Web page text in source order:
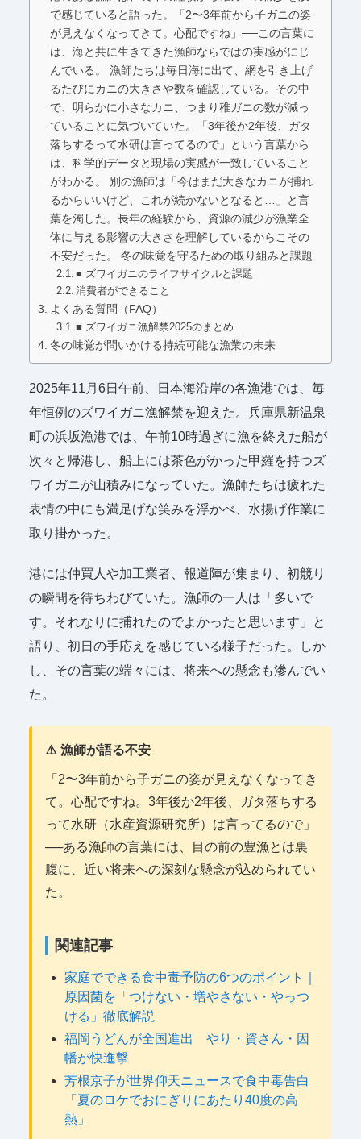
で感じていると語った。「2〜3年前から子ガニの姿
が見えなくなってきて。心配ですね」──この言葉に
は、海と共に生きてきた漁師ならではの実感がにじ
んでいる。 漁師たちは毎日海に出て、網を引き上げ
るたびにカニの大きさや数を確認している。その中
で、明らかに小さなカニ、つまり稚ガニの数が減っ
ていることに気づいていた。「3年後か2年後、ガタ
落ちするって水研は言ってるので」という言葉から
は、科学的データと現場の実感が一致していること
がわかる。 別の漁師は「今はまだ大きなカニが捕れ
るからいいけど、これが続かないとなると…」と言
葉を濁した。長年の経験から、資源の減少が漁業全
体に与える影響の大きさを理解しているからこその
不安だった。 冬の味覚を守るための取り組みと課題
■ ズワイガニのライフサイクルと課題
消費者ができること
よくある質問（FAQ）
■ ズワイガニ漁解禁2025のまとめ
冬の味覚が問いかける持続可能な漁業の未来
2025年11月6日午前、日本海沿岸の各漁港では、毎
年恒例のズワイガニ漁解禁を迎えた。兵庫県新温泉
町の浜坂漁港では、午前10時過ぎに漁を終えた船が
次々と帰港し、船上には茶色がかった甲羅を持つズ
ワイガニが山積みになっていた。漁師たちは疲れた
表情の中にも満足げな笑みを浮かべ、水揚げ作業に
取り掛かった。
港には仲買人や加工業者、報道陣が集まり、初競り
の瞬間を待ちわびていた。漁師の一人は「多いで
す。それなりに捕れたのでよかったと思います」と
語り、初日の手応えを感じている様子だった。しか
し、その言葉の端々には、将来への懸念も滲んでい
た。
⚠️ 漁師が語る不安
「2〜3年前から子ガニの姿が見えなくなってき
て。心配ですね。3年後か2年後、ガタ落ちする
って水研（水産資源研究所）は言ってるので」
──ある漁師の言葉には、目の前の豊漁とは裏
腹に、近い将来への深刻な懸念が込められてい
た。
関連記事
家庭でできる食中毒予防の6つのポイント｜
原因菌を「つけない・増やさない・やっつ
ける」徹底解説
福岡うどんが全国進出 やり・資さん・因
幡が快進撃
芳根京子が世界仰天ニュースで食中毒告白
「夏のロケでおにぎりにあたり40度の高
熱」